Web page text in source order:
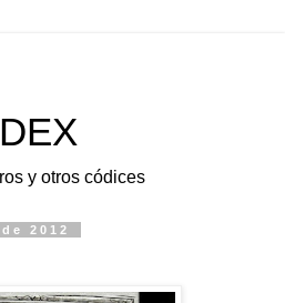
y otros códices
2012